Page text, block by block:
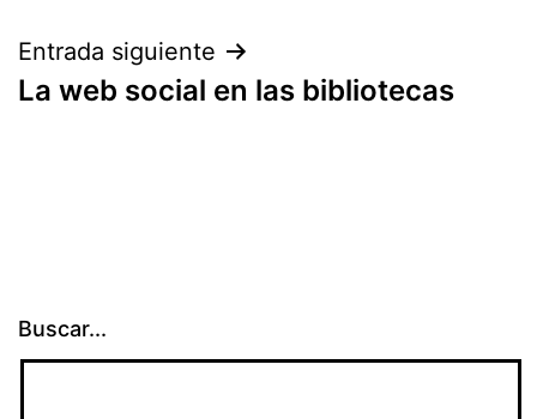
Entrada siguiente
La web social en las bibliotecas
Buscar...